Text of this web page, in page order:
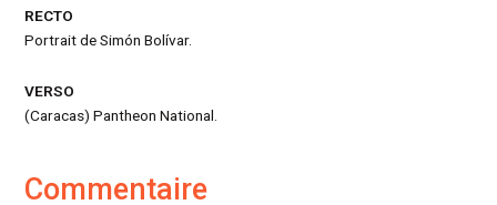
RECTO
Portrait de Simón Bolívar.
VERSO
(Caracas) Pantheon National.
Commentaire